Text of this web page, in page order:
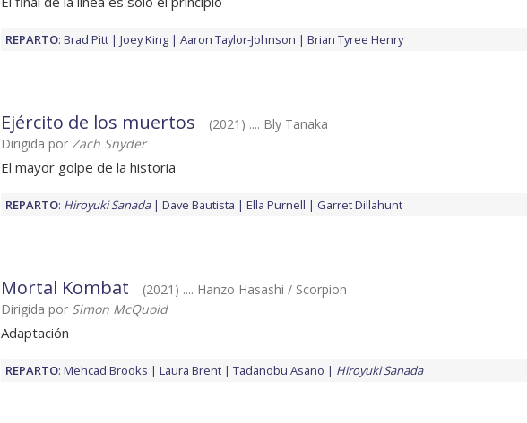
REPARTO: Brad Pitt Joey King Aaron Taylor-Johnson Brian Tyree Henry
Ejército de los muertos
(2021) .... Bly Tanaka
Dirigida por Zach Snyder
El mayor golpe de la historia
REPARTO: Hiroyuki Sanada Dave Bautista Ella Purnell Garret Dillahunt
Mortal Kombat
(2021) .... Hanzo Hasashi / Scorpion
Dirigida por Simon McQuoid
Adaptación
REPARTO: Mehcad Brooks Laura Brent Tadanobu Asano Hiroyuki Sanada